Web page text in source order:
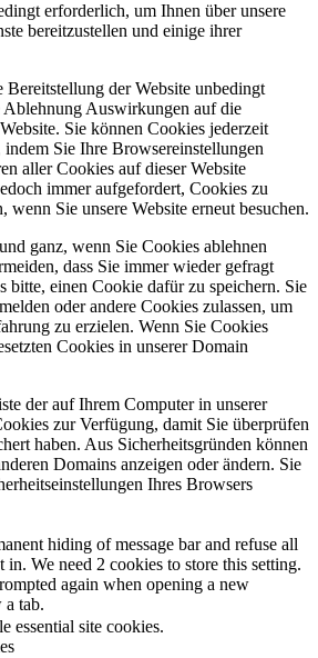
erforderlich, um Ihnen über unsere
bereitzustellen und einige ihrer
der Website unbedingt
Auswirkungen auf die
Sie können Cookies jederzeit
Sie Ihre Browsereinstellungen
aller Cookies auf dieser Website
immer aufgefordert, Cookies zu
wenn Sie unsere Website erneut besuchen.
ganz, wenn Sie Cookies ablehnen
dass Sie immer wieder gefragt
bitte, einen Cookie dafür zu speichern. Sie
oder andere Cookies zulassen, um
zu erzielen. Wenn Sie Cookies
Cookies in unserer Domain
der auf Ihrem Computer in unserer
zur Verfügung, damit Sie überprüfen
haben. Aus Sicherheitsgründen können
Domains anzeigen oder ändern. Sie
Ihres Browsers
hiding of message bar and refuse all
We need 2 cookies to store this setting.
again when opening a new
tab.
essential site cookies.